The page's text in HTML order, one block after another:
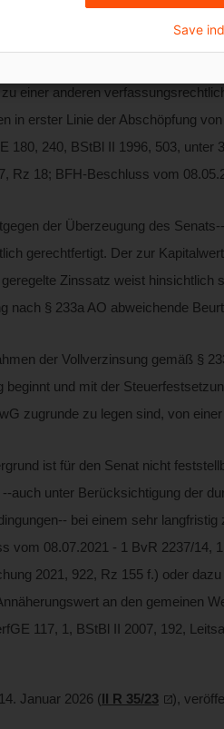
seinem Vorlagebeschluss vom
15.04.2021 bei einer Aussetzung
Abs. 1 Satz 1 AO mit Art. 3 Abs. 1
einer anderen
in erster Linie der Abschöpfung
180, 240, BStBl II 1996, 503,
Rz 18; BFH-Beschluss vom
der Überzeugung des
gerechtfertigt. Der zur
Zinssatz weist hinsichtlich
nach § 233a AO abweichende
der Vollverzinsung gemäß §
beginnt und mit der
zugrunde zu legen sind, von
ist für den Senat nicht
unter Berücksichtigung der
bei einem sehr
vom 08.07.2021 - 1 BvR 2237/14,
2021, 922, Rz 155 f.) oder
an den gemeinen
117, 1, BStBl II 2007, 192,
Januar 2026 (II R 35/23 ),
Save